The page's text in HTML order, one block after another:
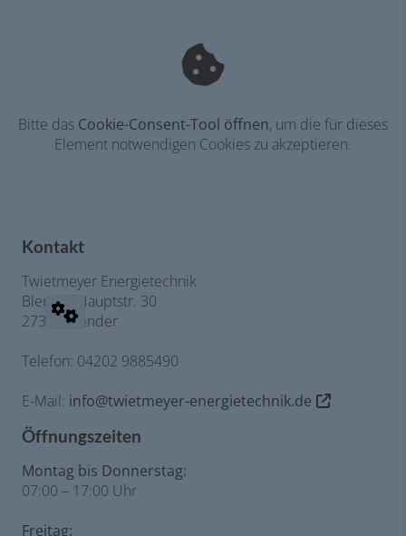
Bitte das Cookie-Consent-Tool öffnen, um die für dieses
Element notwendigen Cookies zu akzeptieren.
Kontakt
Twietmeyer Energietechnik
Blender Hauptstr. 30
27337 Blender
Telefon: 04202 9885490
E-Mail: info@twietmeyer-energietechnik.de
Öffnungszeiten
Montag bis Donnerstag:
07:00 – 17:00 Uhr
Freitag: